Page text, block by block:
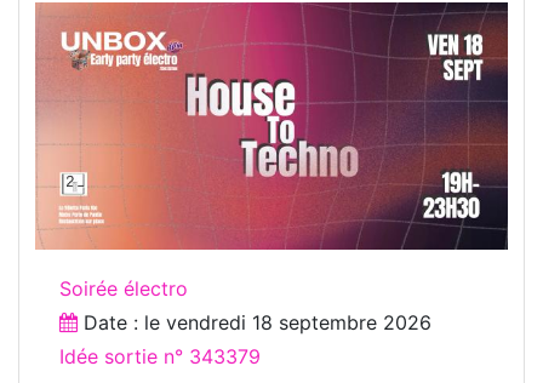
Soirée électro
Date : le vendredi 18 septembre 2026
Idée sortie n° 343379